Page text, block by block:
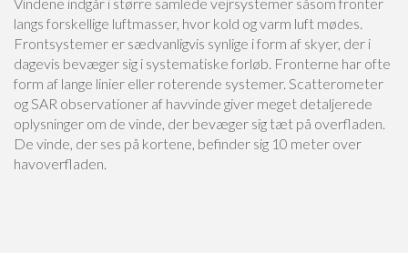
Vindene indgår i større samlede vejrsystemer såsom fronter
langs forskellige luftmasser, hvor kold og varm luft mødes.
Frontsystemer er sædvanligvis synlige i form af skyer, der i
dagevis bevæger sig i systematiske forløb. Fronterne har ofte
form af lange linier eller roterende systemer. Scatterometer
og SAR observationer af havvinde giver meget detaljerede
oplysninger om de vinde, der bevæger sig tæt på overfladen.
De vinde, der ses på kortene, befinder sig 10 meter over
havoverfladen.